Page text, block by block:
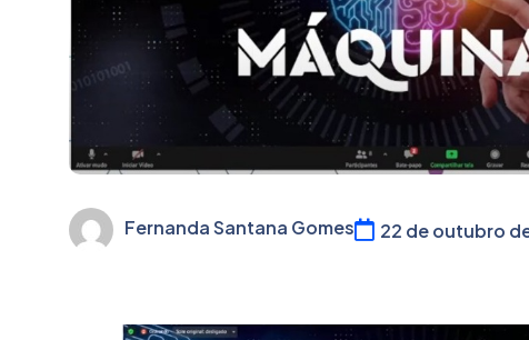
Fernanda Santana Gomes 22 de outubro